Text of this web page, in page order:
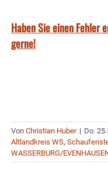
Haben Sie einen Fehler
gerne!
Von Christian Huber | Do.
Altlandkreis WS,
WASSERBURG/